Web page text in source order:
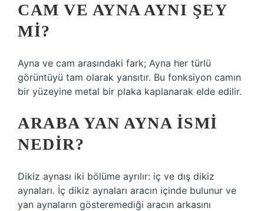
CAM VE AYNA AYNI ŞEY
MI?
Ayna ve cam arasındaki fark; Ayna her türlü
görüntüyü tam olarak yansıtır. Bu fonksiyon camın
bir yüzeyine metal bir plaka kaplanarak elde edilir.
ARABA YAN AYNA ISMI
NEDIR?
Dikiz aynası iki bölüme ayrılır: iç ve dış dikiz
aynaları. İç dikiz aynaları aracın içinde bulunur ve
yan aynaların gösteremediği aracın arkasını